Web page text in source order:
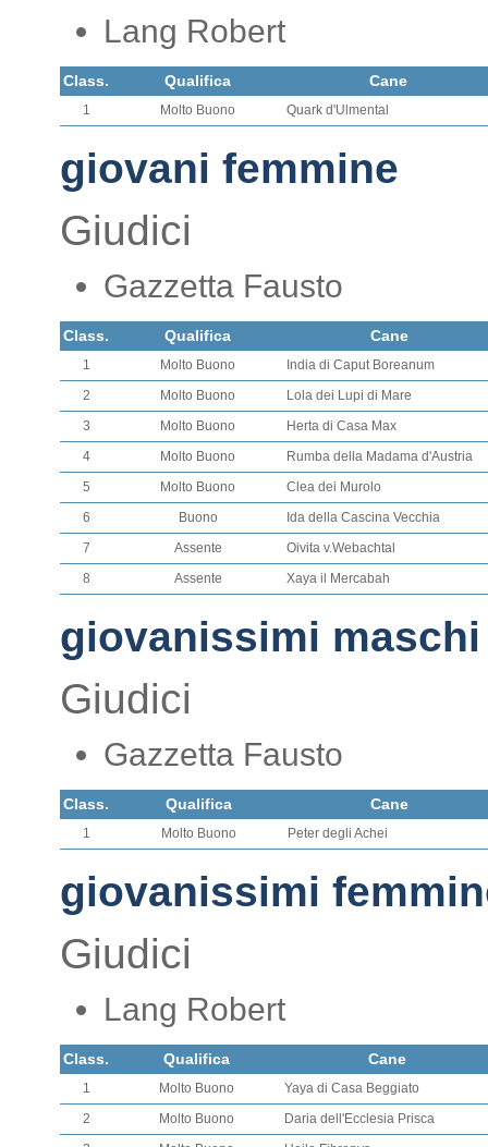
Lang Robert
Class. Qualifica Cane
1 Molto Buono Quark d'Ulmental
giovani femmine
Giudici
Gazzetta Fausto
Class. Qualifica Cane
1 Molto Buono
India di Caput Boreanum
2
Molto Buono
Lola dei Lupi di Mare
3
Molto Buono
Herta di Casa Max
4
Molto Buono
Rumba della Madama d'Austria
5
Molto Buono
Clea dei Murolo
6
Buono
Ida della Cascina Vecchia
7
Assente
Oivita v.Webachtal
8
Assente Xaya il Mercabah
giovanissimi maschi
Giudici
Gazzetta Fausto
Class. Qualifica Cane
1 Molto Buono Peter degli Achei
giovanissimi
Giudici
Lang Robert
Class. Qualifica Cane
1 Molto Buono
Yaya di Casa Beggiato
2
Molto Buono
Daria dell'Ecclesia Prisca